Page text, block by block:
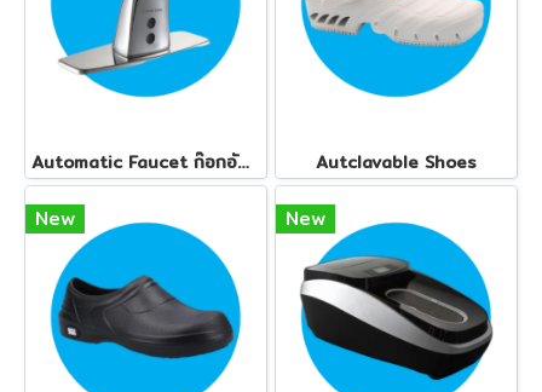
Automatic Faucet ก๊อกอัตโนมัติ ทุกรุ่น Autclavable Shoes
New New